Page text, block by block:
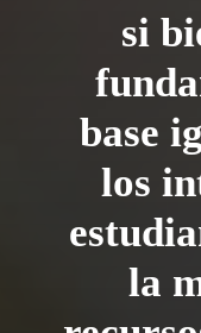
si
base
los
la